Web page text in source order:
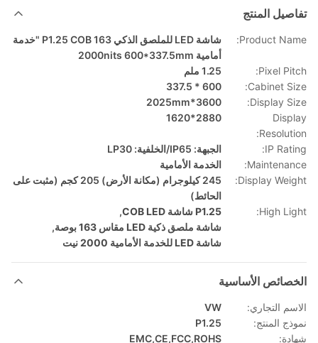
تفاصيل المنتج
Product Name:
شاشة LED للملصق الذكي P1.25 COB 163 "خدمة
أمامية 2000nits 600*337.5mm
Pixel Pitch:
1.25 ملم
Cabinet Size:
600 * 337.5
Display Size:
3600*2025mm
Display
Resolution:
2880*1620
IP Rating:
الجبهة: IP65/الخلفية: LP30
Maintenance:
الخدمة الأمامية
Display Weight:
245 كيلوجرام (مكانة الأرض) 205 كجم (مثبت على
الحائط)
High Light:
P1.25 شاشة COB LED
,
شاشة ملصق ذكية LED مقاس 163 بوصة
,
شاشة LED للخدمة الأمامية 2000 نيت
الخصائص الأساسية
الاسم التجاري:
VW
نموذج المنتج:
P1.25
شهادة:
EMC,CE,FCC,ROHS